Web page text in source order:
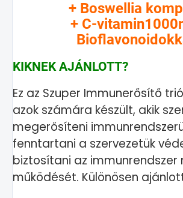
+ Boswellia
+ C-
KIKNEK AJÁNLOTT?
Ez az Szuper Immunerősítő
azok számára készült, akik
megerősíteni
fenntartani a szervezetük
biztosítani az immunrendszer
működését. Különösen